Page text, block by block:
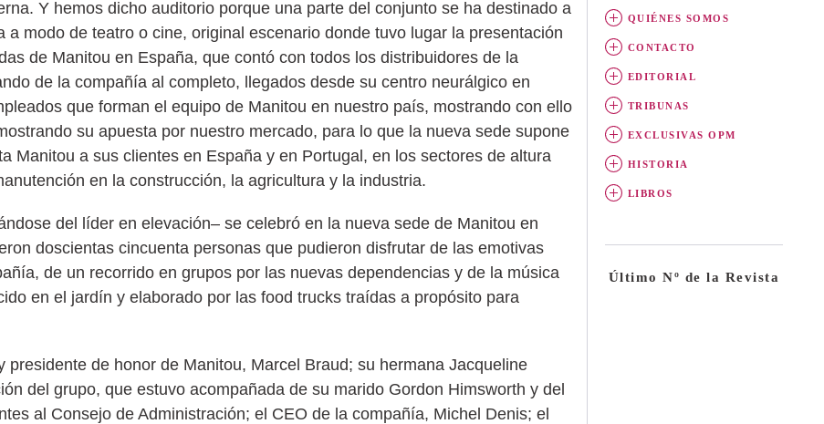
Y hemos dicho auditorio porque una parte del conjunto se ha destinado a
modo de teatro o cine, original escenario donde tuvo lugar la presentación
de Manitou en España, que contó con todos los distribuidores de la
de la compañía al completo, llegados desde su centro neurálgico en
que forman el equipo de Manitou en nuestro país, mostrando con ello
su apuesta por nuestro mercado, para lo que la nueva sede supone
Manitou a sus clientes en España y en Portugal, en los sectores de altura
en la construcción, la agricultura y la industria.
del líder en elevación– se celebró en la nueva sede de Manitou en
doscientas cincuenta personas que pudieron disfrutar de las emotivas
de un recorrido en grupos por las nuevas dependencias y de la música
en el jardín y elaborado por las food trucks traídas a propósito para
de honor de Manitou, Marcel Braud; su hermana Jacqueline
del grupo, que estuvo acompañada de su marido Gordon Himsworth y del
al Consejo de Administración; el CEO de la compañía, Michel Denis; el
QUIÉNES SOMOS
CONTACTO
EDITORIAL
TRIBUNAS
EXCLUSIVAS OPM
HISTORIA
LIBROS
Último Nº de la Revista